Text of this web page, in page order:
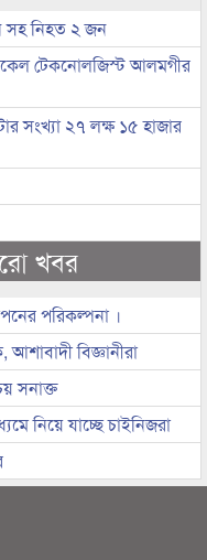
সহ নিহত ২ জন
টেকনোলজিস্ট আলমগীর
সংখ্যা ২৭ লক্ষ ১৫ হাজার
খবর
পরিকল্পনা ।
আশাবাদী বিজ্ঞানীরা
সনাক্ত
নিয়ে যাচ্ছে চাইনিজরা